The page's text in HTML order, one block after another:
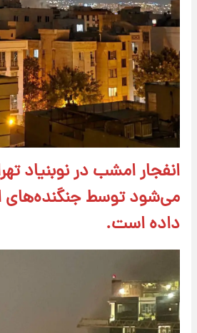
انفجار امشب در نوبنیاد
می‌شود توسط جنگنده‌های
داده است.